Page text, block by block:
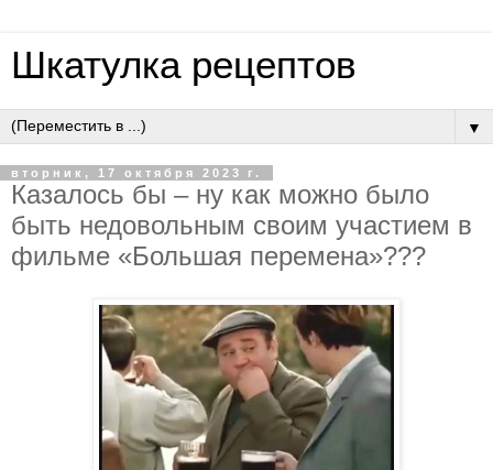
Шкатулка рецептов
▼
вторник, 17 октября 2023 г.
Казалось бы – ну как можно было
быть недовольным своим участием в
фильме «Большая перемена»???